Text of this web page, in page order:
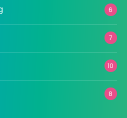
6
7
10
8